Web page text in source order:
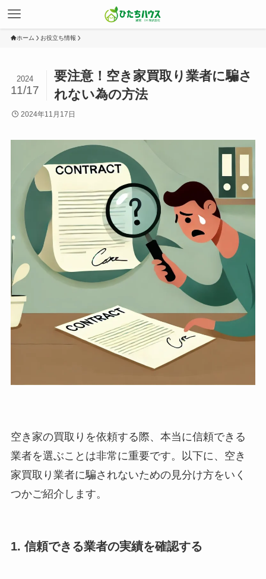
ホーム お役立ち情報
要注意！空き家買取り業者に騙さ
れない為の方法
2024
11/17
2024年11月17日
空き家の買取りを依頼する際、本当に信頼できる
業者を選ぶことは非常に重要です。以下に、空き
家買取り業者に騙されないための見分け方をいく
つかご紹介します。
1. 信頼できる業者の実績を確認する